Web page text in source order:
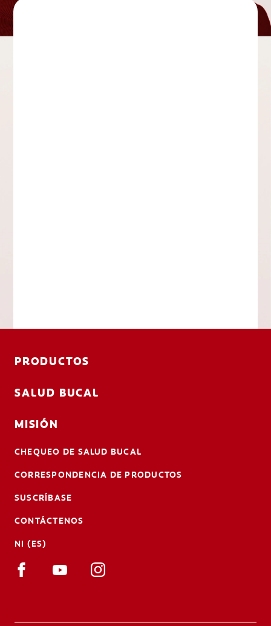
PRODUCTOS
SALUD BUCAL
MISIÓN
CHEQUEO DE SALUD BUCAL
CORRESPONDENCIA DE PRODUCTOS
SUSCRÍBASE
CONTÁCTENOS
NI (ES)